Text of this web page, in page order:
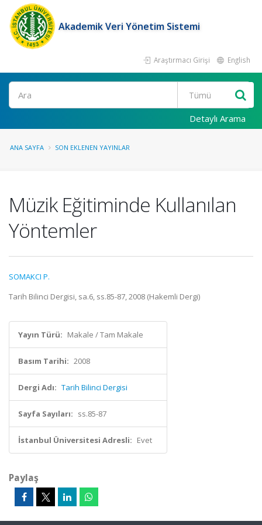
Akademik Veri Yönetim Sistemi
Araştırmacı Girişi English
Ara
Detaylı Arama
ANA SAYFA SON EKLENEN YAYINLAR
Müzik Eğitiminde Kullanılan
Yöntemler
SOMAKCI P.
Tarih Bilinci Dergisi, sa.6, ss.85-87, 2008 (Hakemli Dergi)
Yayın Türü: Makale / Tam Makale
Basım Tarihi: 2008
Dergi Adı: Tarih Bilinci Dergisi
Sayfa Sayıları: ss.85-87
İstanbul Üniversitesi Adresli: Evet
Paylaş